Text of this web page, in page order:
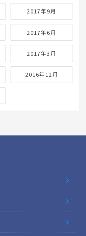
2017年9月
2017年6月
2017年3月
2016年12月